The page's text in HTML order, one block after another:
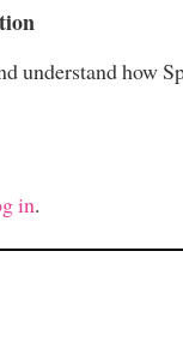
understand how
in.